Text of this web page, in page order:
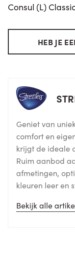
Consul (L)
HEB JE
Geniet van
comfort en
krijgt de ideale
Ruim aanbod
afmetingen,
kleuren leer en
Bekijk alle